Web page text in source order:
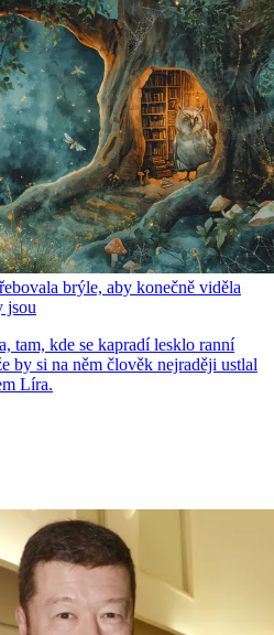
brýle, aby konečně viděla
jsou
tam, kde se kapradí lesklo ranní
by si na něm člověk nejraději ustlal
Líra.